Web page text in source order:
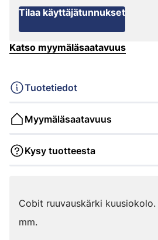
Tilaa käyttäjätunnukset
Katso myymäläsaatavuus
Tuotetiedot
Myymäläsaatavuus
Kysy tuotteesta
Cobit ruuvauskärki
mm.